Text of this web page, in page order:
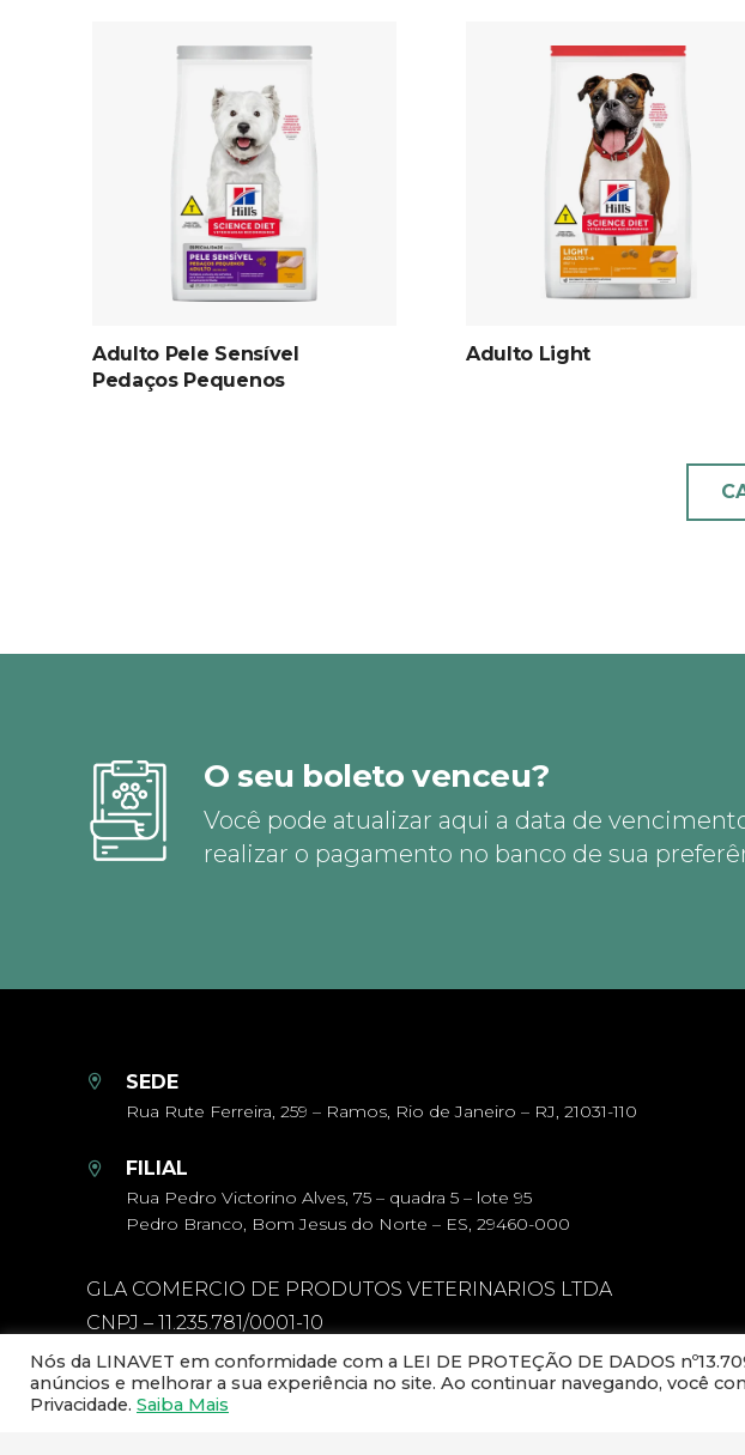
Adulto Pele Sensível
Pedaços Pequenos
Adulto Light
O seu boleto venceu?
Você pode atualizar aqui a data de
realizar o pagamento no banco de sua
SEDE
Rua Rute Ferreira, 259 – Ramos, Rio de Janeiro – RJ, 21031-110
FILIAL
Rua Pedro Victorino Alves, 75 – quadra 5 – lote 95
Pedro Branco, Bom Jesus do Norte – ES, 29460-000
GLA COMERCIO DE PRODUTOS VETERINARIOS LTDA
CNPJ – 11.235.781/0001-10
Nós da LINAVET em conformidade com a LEI DE PROTEÇÃO DE DADOS
anúncios e melhorar a sua experiência no site. Ao continuar navegando, você
Privacidade. Saiba Mais